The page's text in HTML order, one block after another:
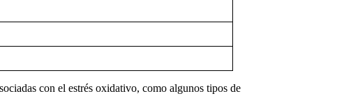
con el estrés oxidativo, como algunos tipos de